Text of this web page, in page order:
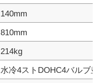
140mm
810mm
214kg
水冷4ストDOHC4バルブ